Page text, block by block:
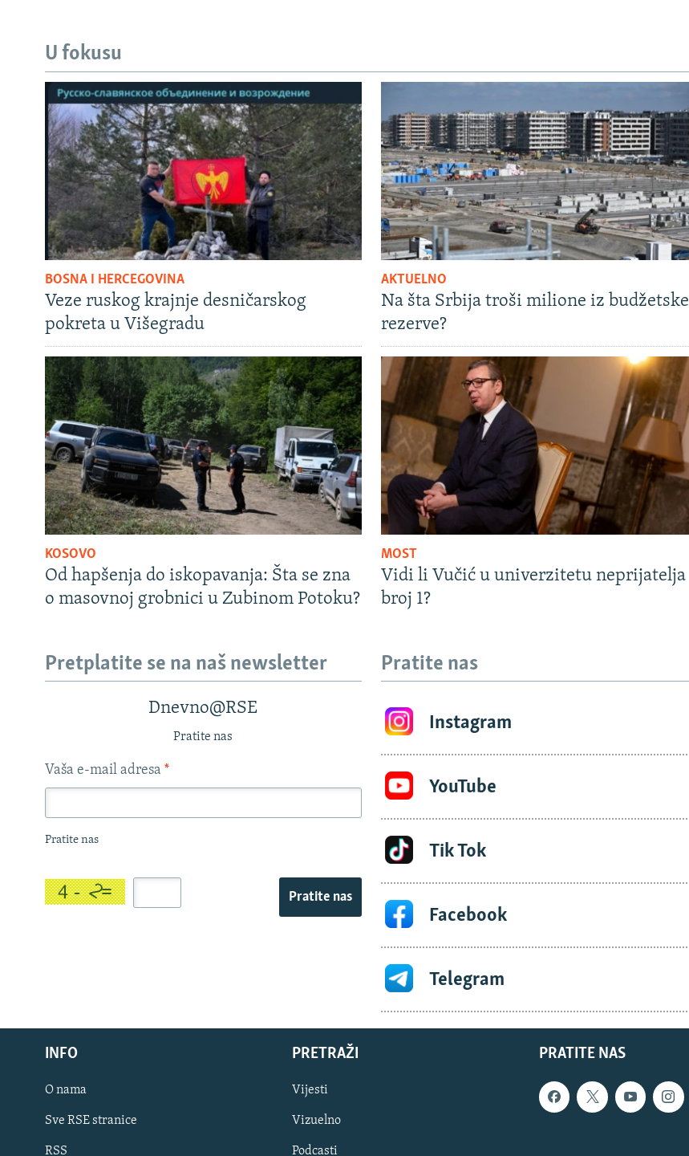
U fokusu
BOSNA I HERCEGOVINA
Veze ruskog krajnje desničarskog
pokreta u Višegradu
AKTUELNO
Na šta Srbija troši milione iz budžetske
rezerve?
KOSOVO
Od hapšenja do iskopavanja: Šta se zna
o masovnoj grobnici u Zubinom Potoku?
MOST
Vidi li Vučić u univerzitetu neprijatelja
broj 1?
Pretplatite se na naš newsletter
Dnevno@RSE
Pratite nas
Vaša e-mail adresa *
Pratite nas
Pratite nas
Pratite nas
Instagram
YouTube
Tik Tok
Facebook
Telegram
PRATITE NAS
INFO
O nama
Sve RSE stranice
RSS
PRETRAŽI
Vijesti
Vizuelno
Podcasti